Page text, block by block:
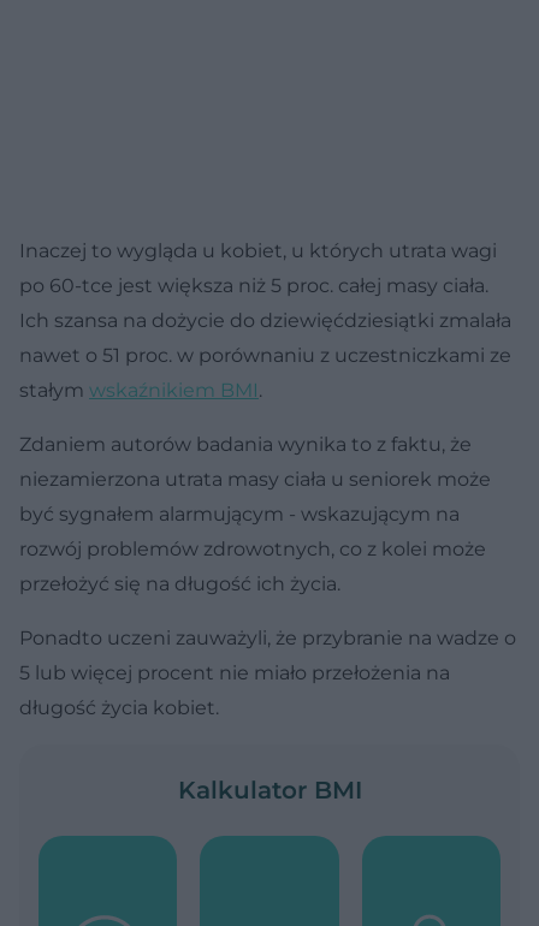
Inaczej to wygląda u kobiet, u których utrata wagi
po 60-tce jest większa niż 5 proc. całej masy ciała.
Ich szansa na dożycie do dziewięćdziesiątki zmalała
nawet o 51 proc. w porównaniu z uczestniczkami ze
stałym wskaźnikiem BMI.
Zdaniem autorów badania wynika to z faktu, że
niezamierzona utrata masy ciała u seniorek może
być sygnałem alarmującym - wskazującym na
rozwój problemów zdrowotnych, co z kolei może
przełożyć się na długość ich życia.
Ponadto uczeni zauważyli, że przybranie na wadze o
5 lub więcej procent nie miało przełożenia na
długość życia kobiet.
Kalkulator BMI